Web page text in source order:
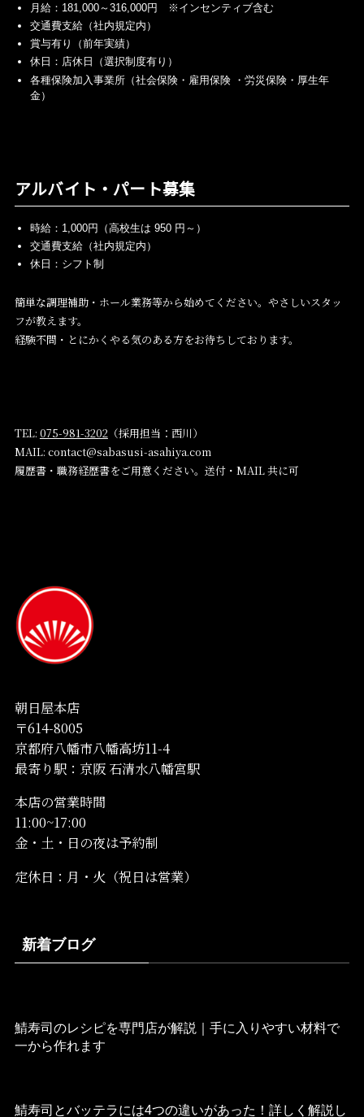
月給：181,000～316,000円 ※インセンティブ含む
交通費支給（社内規定内）
賞与有り（前年実績）
休日：店休日（選択制度有り）
各種保険加入事業所（社会保険・雇用保険 ・労災保険・厚生年
金）
アルバイト・パート募集
時給：1,000円（高校生は 950 円～）
交通費支給（社内規定内）
休日：シフト制
簡単な調理補助・ホール業務等から始めてください。やさしいスタッ
フが教えます。
経験不問・とにかくやる気のある方をお待ちしております。
TEL: 075-981-3202（採用担当：西川）
MAIL: contact@sabasusi-asahiya.com
履歴書・職務経歴書をご用意ください。送付・MAIL 共に可
朝日屋本店
〒614-8005
京都府八幡市八幡高坊11-4
最寄り駅：京阪 石清水八幡宮駅
本店の営業時間
11:00~17:00
金・土・日の夜は予約制
定休日：月・火（祝日は営業）
新着ブログ
鯖寿司のレシピを専門店が解説｜手に入りやすい材料で
一から作れます
鯖寿司とバッテラには4つの違いがあった！詳しく解説し